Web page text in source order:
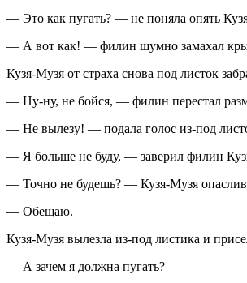
— Это как пугать? — не поняла опять
— А вот как! — филин шумно замахал
Кузя-Музя от страха снова под листок
— Ну-ну, не бойся, — филин перестал
— Не вылезу! — подала голос из-под
— Я больше не буду, — заверил филин
— Точно не будешь? — Кузя-Музя
— Обещаю.
Кузя-Музя вылезла из-под листика и
— А зачем я должна пугать?